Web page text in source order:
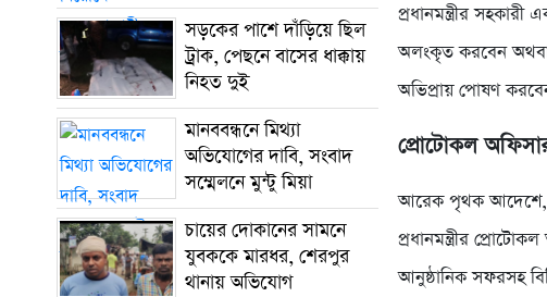
সড়কের পাশে দাঁড়িয়ে ছিল
ট্রাক, পেছনে বাসের ধাক্কায়
নিহত দুই
মানববন্ধনে মিথ্যা
অভিযোগের দাবি, সংবাদ
সম্মেলনে মুন্টু মিয়া
চায়ের দোকানের সামনে
যুবককে মারধর, শেরপুর
থানায় অভিযোগ
প্রধানমন্ত্রীর সহকারী
অলংকৃত করবেন
অভিপ্রায় পোষণ
প্রোটোকল
আরেক পৃথক আদেশে,
প্রধানমন্ত্রীর
আনুষ্ঠানিক সফরসহ